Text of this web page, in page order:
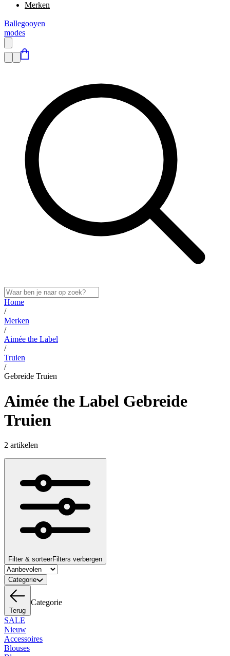
Merken
Ballegooyen
modes
Home
/
Merken
/
Aimée the Label
/
Truien
/
Gebreide Truien
Aimée the Label Gebreide
Truien
2 artikelen
Filter & sorteerFilters verbergen
Categorie
Terug
Categorie
SALE
Nieuw
Accessoires
Blouses